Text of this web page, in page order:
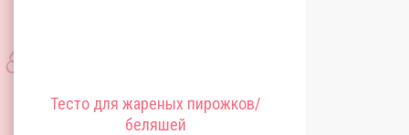
Тесто для жареных пирожков/
беляшей